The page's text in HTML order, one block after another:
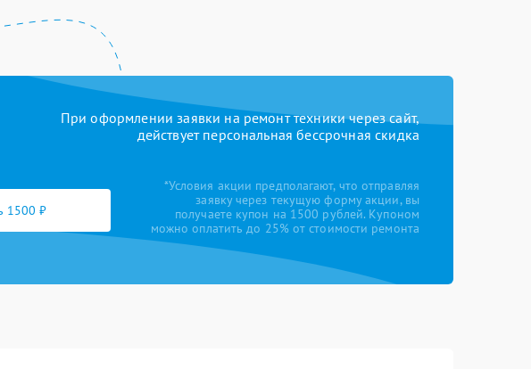
При оформлении заявки на ремонт техники через сайт,
действует персональная бессрочная скидка
1500 ₽
*Условия акции предполагают, что отправляя
заявку через текущую форму акции, вы
получаете купон на 1500 рублей. Купоном
можно оплатить до 25% от стоимости ремонта